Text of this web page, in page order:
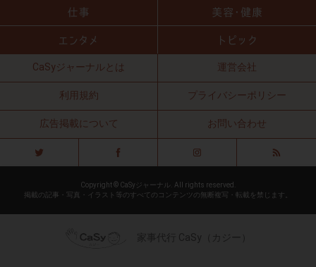
CaSyジャーナルとは 運営会社
利用規約 プライバシーポリシー
広告掲載について お問い合わせ
Copyright © CaSyジャーナル. All rights reserved.
掲載の記事・写真・イラスト等のすべてのコンテンツの無断複写・転載を禁じます。
家事代行 CaSy（カジー）